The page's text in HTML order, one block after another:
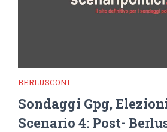
BERLUSCONI
Sondaggi Gpg,
Scenario 4: Post-